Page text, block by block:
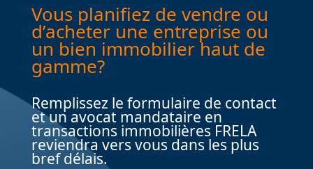
Vous planifiez de vendre ou
d’acheter une entreprise ou
un bien immobilier haut de
gamme?
Remplissez le formulaire de contact
et un avocat mandataire en
transactions immobilières FRELA
reviendra vers vous dans les plus
bref délais.